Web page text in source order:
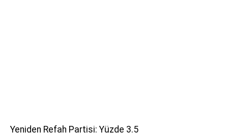
Yeniden Refah Partisi: Yüzde 3.5